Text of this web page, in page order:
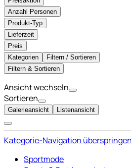
Anzahl Personen
Produkt-Typ
Lieferzeit
Preis
Kategorien
Filtern / Sortieren
Filtern & Sortieren
Ansicht wechseln
Sortieren
Galerieansicht Listenansicht
Kategorie-Navigation überspringen
Sportmode